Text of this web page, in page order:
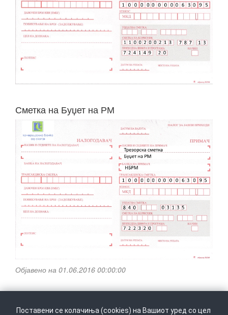
Сметка на Буџет на РМ
Објавено на 01.06.2016 00:00:00
Поставени се колачиња (cookies) на Вашиот уред со цел